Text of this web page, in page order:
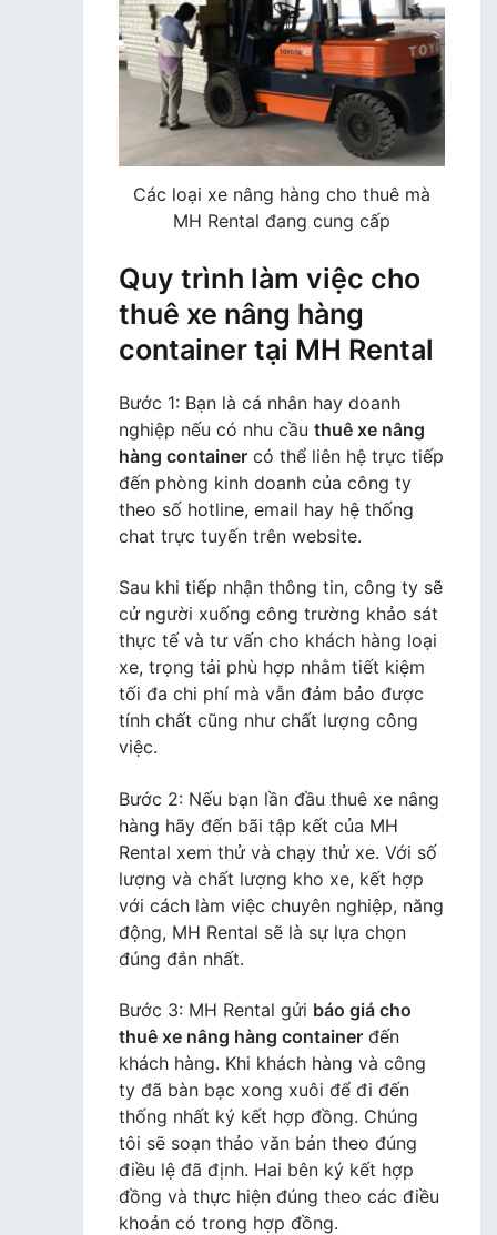
Các loại xe nâng hàng cho thuê mà
MH Rental đang cung cấp
Quy trình làm việc cho
thuê xe nâng hàng
container tại MH Rental
Bước 1: Bạn là cá nhân hay doanh
nghiệp nếu có nhu cầu thuê xe nâng
hàng container có thể liên hệ trực tiếp
đến phòng kinh doanh của công ty
theo số hotline, email hay hệ thống
chat trực tuyến trên website.
Sau khi tiếp nhận thông tin, công ty sẽ
cử người xuống công trường khảo sát
thực tế và tư vấn cho khách hàng loại
xe, trọng tải phù hợp nhằm tiết kiệm
tối đa chi phí mà vẫn đảm bảo được
tính chất cũng như chất lượng công
việc.
Bước 2: Nếu bạn lần đầu thuê xe nâng
hàng hãy đến bãi tập kết của MH
Rental xem thử và chạy thử xe. Với số
lượng và chất lượng kho xe, kết hợp
với cách làm việc chuyên nghiệp, năng
động, MH Rental sẽ là sự lựa chọn
đúng đắn nhất.
Bước 3: MH Rental gửi báo giá cho
thuê xe nâng hàng container đến
khách hàng. Khi khách hàng và công
ty đã bàn bạc xong xuôi để đi đến
thống nhất ký kết hợp đồng. Chúng
tôi sẽ soạn thảo văn bản theo đúng
điều lệ đã định. Hai bên ký kết hợp
đồng và thực hiện đúng theo các điều
khoản có trong hợp đồng.